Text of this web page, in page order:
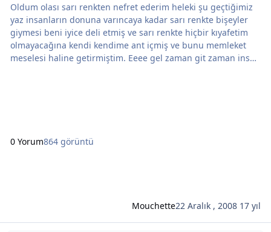
Oldum olası sarı renkten nefret ederim heleki şu geçtiğimiz
yaz insanların donuna varıncaya kadar sarı renkte bişeyler
giymesi beni iyice deli etmiş ve sarı renkte hiçbir kıyafetim
olmayacağına kendi kendime ant içmiş ve bunu memleket
meselesi haline getirmiştim. Eeee gel zaman git zaman insan
0 Yorum864 görüntü
Mouchette22 Aralık , 2008 17 yıl